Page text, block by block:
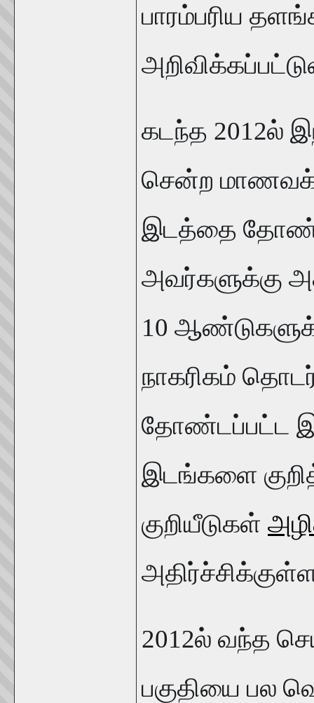
பாரம்பரிய
கடந்த 2012ல்
சென்ற
இடத்தை
அவர்களுக்கு
10
நாகரிகம்
தோண்டப்பட்ட
இடங்களை
குறியீடுகள்
2012ல் வந்த
பகுதியை பல